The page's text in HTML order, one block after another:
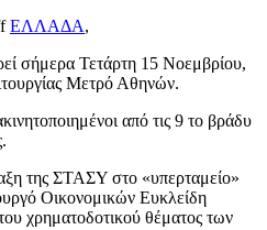
ΕΛΛΑΔΑ,
σήμερα Τετάρτη 15 Νοεμβρίου,
Μετρό Αθηνών.
από τις 9 το βράδυ
της ΣΤΑΣΥ στο «υπερταμείο»
Οικονομικών Ευκλείδη
χρηματοδοτικού θέματος των